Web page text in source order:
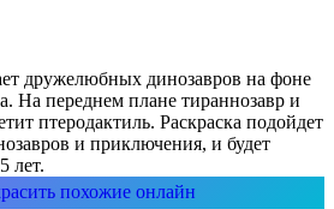
дружелюбных динозавров на фоне
На переднем плане тираннозавр и
птеродактиль. Раскраска подойдет
и приключения, и будет
лет.
похожие онлайн